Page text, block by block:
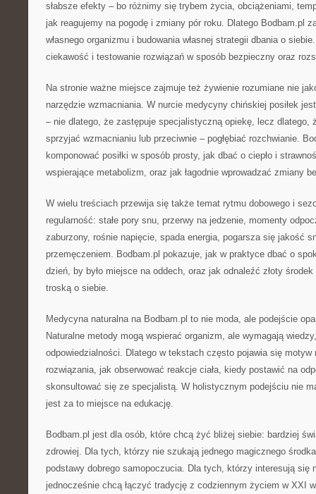
słabsze efekty – bo różnimy się trybem życia, obciążeniami,
jak reagujemy na pogodę i zmiany pór roku. Dlatego Bodbam.pl
własnego organizmu i budowania własnej strategii dbania o
ciekawość i testowanie rozwiązań w sposób bezpieczny oraz
Na stronie ważne miejsce zajmuje też żywienie rozumiane nie
narzędzie wzmacniania. W nurcie medycyny chińskiej posiłek
– nie dlatego, że zastępuje specjalistyczną opiekę, lecz dlatego,
sprzyjać wzmacnianiu lub przeciwnie – pogłębiać rozchwianie.
komponować posiłki w sposób prosty, jak dbać o ciepło i
wspierające metabolizm, oraz jak łagodnie wprowadzać zmiany
W wielu treściach przewija się także temat rytmu dobowego i
regularność: stałe pory snu, przerwy na jedzenie, momenty
zaburzony, rośnie napięcie, spada energia, pogarsza się jakość
przemęczeniem. Bodbam.pl pokazuje, jak w praktyce dbać o
dzień, by było miejsce na oddech, oraz jak odnaleźć złoty
troską o siebie.
Medycyna naturalna na Bodbam.pl to nie moda, ale podejście
Naturalne metody mogą wspierać organizm, ale wymagają
odpowiedzialności. Dlatego w tekstach często pojawia się motyw
rozwiązania, jak obserwować reakcje ciała, kiedy postawić na
skonsultować się ze specjalistą. W holistycznym podejściu nie
jest za to miejsce na edukację.
Bodbam.pl jest dla osób, które chcą żyć bliżej siebie: bardziej
zdrowiej. Dla tych, którzy nie szukają jednego magicznego
podstawy dobrego samopoczucia. Dla tych, którzy interesują się
jednocześnie chcą łączyć tradycję z codziennym życiem w XXI